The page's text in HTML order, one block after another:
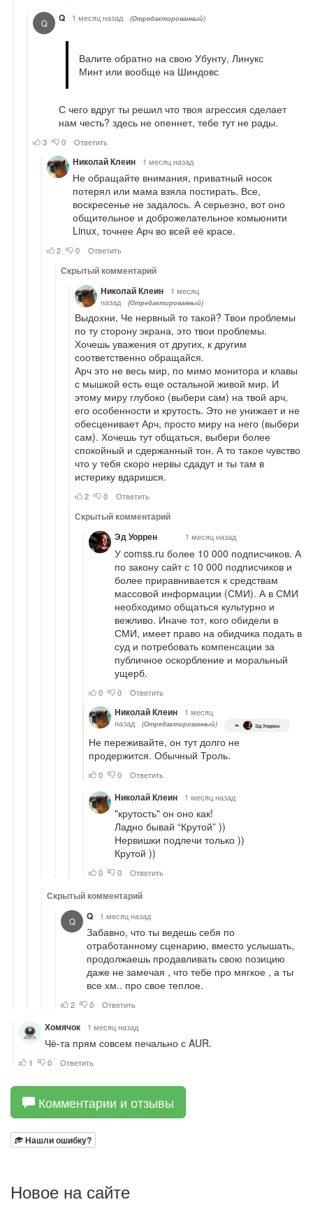
Комментарии и отзывы
Нашли ошибку?
Новое на сайте